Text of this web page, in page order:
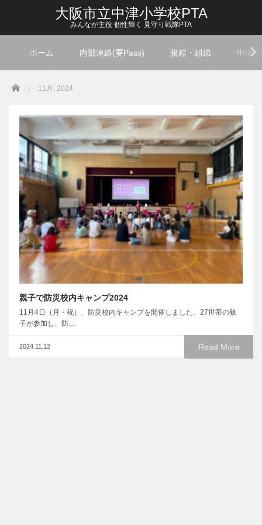
大阪市立中津小学校PTA
みんなが主役 個性輝く 見守り戦隊PTA
ホーム 内部連絡(要Pass) 規程・組織 中津
Home 11月, 2024
親子で防災校内キャンプ2024
11月4日（月・祝）、防災校内キャンプを開催しました。27世帯の親
子が参加し、防…
Read More
2024.11.12